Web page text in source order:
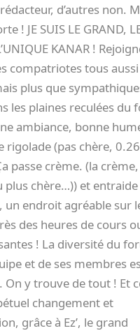
d’autres non.
! JE SUIS LE GRAND,
KANAR !
compatriotes tous aussi
plus que
les plaines reculées du
ambiance, bonne
rigolade (pas chère,
passe crème. (la
plus chère…)) et
un endroit agréable sur
des heures de cours
! La diversité du
et de ses membres
On y trouve de tout ! Et
changement et
grâce à Ez’, le grand